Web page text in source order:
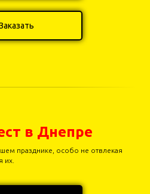
в Днепре
празднике, особо не отвлекая
их.